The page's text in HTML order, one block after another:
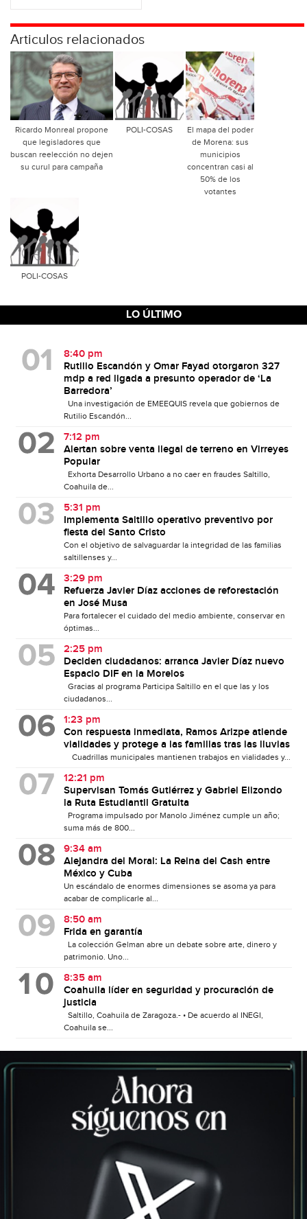
Articulos relacionados
Ricardo Monreal propone
que legisladores que
buscan reelección no dejen
su curul para campaña
POLI-COSAS
El mapa del poder
de Morena: sus
municipios
concentran casi al
50% de los
votantes
POLI-COSAS
LO ÚLTIMO
8:40 pm
Rutilio Escandón y Omar Fayad otorgaron 327
mdp a red ligada a presunto operador de ‘La
Barredora’
Una investigación de EMEEQUIS revela que gobiernos de
Rutilio Escandón...
7:12 pm
Alertan sobre venta ilegal de terreno en Virreyes
Popular
Exhorta Desarrollo Urbano a no caer en fraudes Saltillo,
Coahuila de...
5:31 pm
Implementa Saltillo operativo preventivo por
fiesta del Santo Cristo
Con el objetivo de salvaguardar la integridad de las familias
saltillenses y...
3:29 pm
Refuerza Javier Díaz acciones de reforestación
en José Musa
Para fortalecer el cuidado del medio ambiente, conservar en
óptimas...
2:25 pm
Deciden ciudadanos: arranca Javier Díaz nuevo
Espacio DIF en la Morelos
Gracias al programa Participa Saltillo en el que las y los
ciudadanos...
1:23 pm
Con respuesta inmediata, Ramos Arizpe atiende
vialidades y protege a las familias tras las lluvias
Cuadrillas municipales mantienen trabajos en vialidades y...
12:21 pm
Supervisan Tomás Gutiérrez y Gabriel Elizondo
la Ruta Estudiantil Gratuita
Programa impulsado por Manolo Jiménez cumple un año;
suma más de 800...
9:34 am
Alejandra del Moral: La Reina del Cash entre
México y Cuba
Un escándalo de enormes dimensiones se asoma ya para
acabar de complicarle al...
8:50 am
Frida en garantía
La colección Gelman abre un debate sobre arte, dinero y
patrimonio. Uno...
8:35 am
Coahuila líder en seguridad y procuración de
justicia
Saltillo, Coahuila de Zaragoza.- • De acuerdo al INEGI,
Coahuila se...